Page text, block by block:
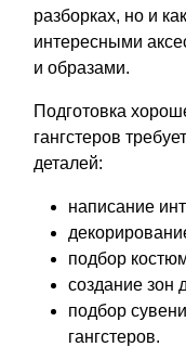
разборках, но и
интересными
и образами.
Подготовка
гангстеров
деталей:
написание
подбор
создание зон
подбор
гангстеров.